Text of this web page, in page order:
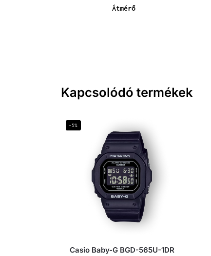
Átmérő
Kapcsolódó termékek
-5%
Casio Baby-G BGD-565U-1DR